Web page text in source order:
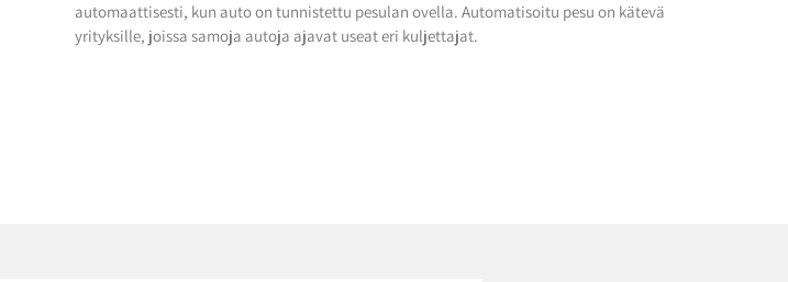
automaattisesti, kun auto on tunnistettu pesulan ovella. Automatisoitu pesu on kätevä
yrityksille, joissa samoja autoja ajavat useat eri kuljettajat.